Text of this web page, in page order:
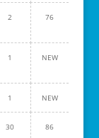
2 76
1 NEW
1 NEW
30 86